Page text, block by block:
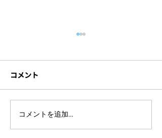
NHK「音楽で心をひとつ
に～Music for Tomorrow
コメント
コメントを追加…